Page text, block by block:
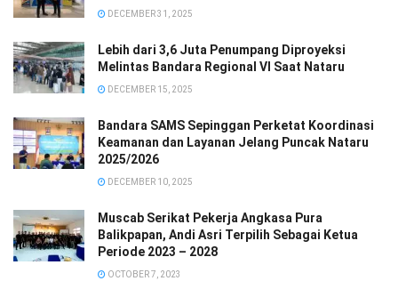
DECEMBER 31, 2025
Lebih dari 3,6 Juta Penumpang Diproyeksi
Melintas Bandara Regional VI Saat Nataru
DECEMBER 15, 2025
Bandara SAMS Sepinggan Perketat Koordinasi
Keamanan dan Layanan Jelang Puncak Nataru
2025/2026
DECEMBER 10, 2025
Muscab Serikat Pekerja Angkasa Pura
Balikpapan, Andi Asri Terpilih Sebagai Ketua
Periode 2023 – 2028
OCTOBER 7, 2023